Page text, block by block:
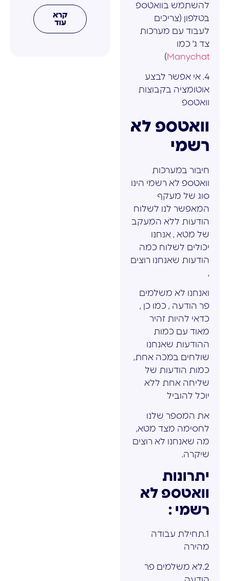
להשתמש בוואטספ
בטלפון (צריכים
לעבוד עם מערכות
צד ג' כמו
Manychat
)
4. אי אפשר לבצע
אוטומציה בקבוצות
וואטספ
וואטספ לא
רשמי
חיבור במערכות
וואטספ לא רשמי הינו
סוג של מעקף
המאפשר לנו לשלוח
הודעות ללא המעקב
של מטא , אנחנו
יכולים לשלוח כמה
הודעות שאנחנו רוצים
,
ואנחנו לא משלמים
פר הודעה , כמו כן ,
כדאי להיות זהיר
מאוד עם כמות
ההודעות שאנחנו
שולחים במכה אחת,
כמות הודעות של
שליחה אחת ללא
יוכל להוביל
את המספר שלנו
לחסימה מצד מטא,
מה שאנחנו לא רוצים
שיקרה.
יתרונות
וואטספ לא
רשמי :
1.תחילת עבודה
מהירה
2.לא משלמים פר
קרא
עוד